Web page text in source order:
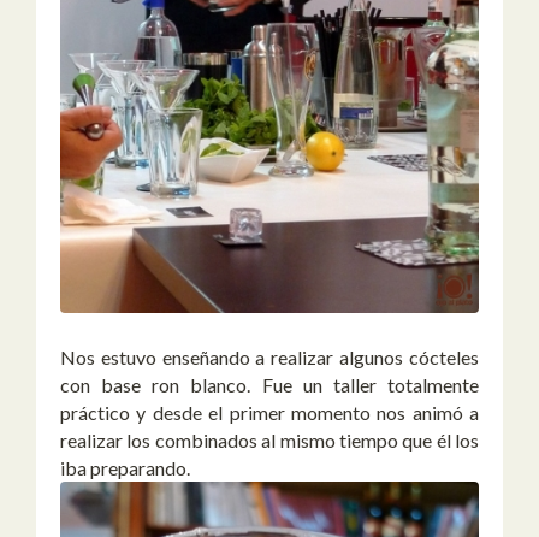
Nos estuvo enseñando a realizar algunos cócteles
con base ron blanco. Fue un taller totalmente
práctico y desde el primer momento nos animó a
realizar los combinados al mismo tiempo que él los
iba preparando.